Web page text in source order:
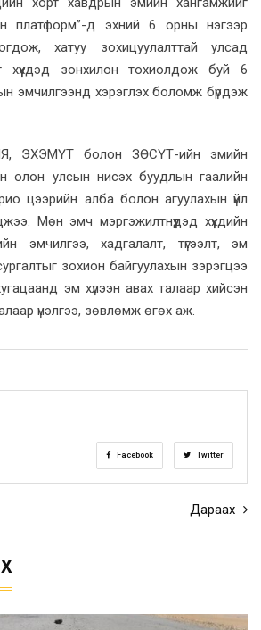
платформ”-д эхний 6 орны нэгээр
хатуу зохицуулалттай улсад
хүүхдэд зонхилон тохиолдож буй 6
эмчилгээнд хэрэглэх боломж бүрдэж
ЭХЭМҮТ болон ЗӨСҮТ-ийн эмийн
олон улсын нисэх буудлын гаалийн
цээрийн алба болон агуулахын үйл
Мөн эмч мэргэжилтнүүдэд хүүхдийн
эмчилгээ, хадгалалт, түгээлт, эм
зохион байгуулахын зэрэгцээ
эм хүлээн авах талаар хийсэн
үнэлгээ, зөвлөмж өгөх аж.
Facebook Twitter
Дараах